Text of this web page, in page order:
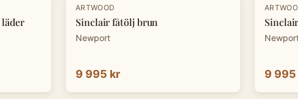
läder
ARTWOOD
Sinclair fåtölj brun
Newport
9 995 kr 9 995